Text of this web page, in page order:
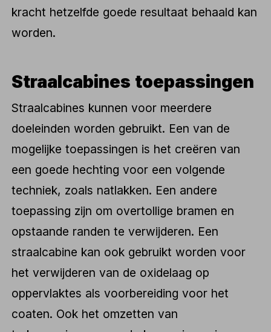
kracht hetzelfde goede resultaat behaald kan
worden.
Straalcabines toepassingen
Straalcabines kunnen voor meerdere
doeleinden worden gebruikt. Een van de
mogelijke toepassingen is het creëren van
een goede hechting voor een volgende
techniek, zoals natlakken. Een andere
toepassing zijn om overtollige bramen en
opstaande randen te verwijderen. Een
straalcabine kan ook gebruikt worden voor
het verwijderen van de oxidelaag op
oppervlaktes als voorbereiding voor het
coaten. Ook het omzetten van